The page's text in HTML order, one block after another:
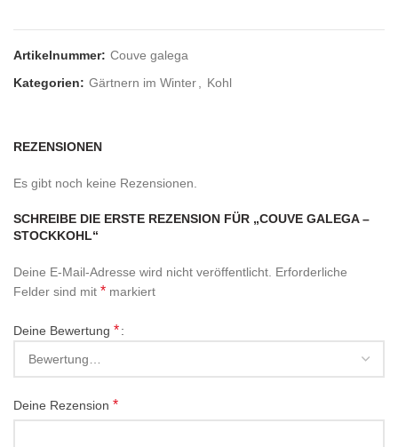
Artikelnummer: Couve galega
Kategorien: Gärtnern im Winter, Kohl
REZENSIONEN
Es gibt noch keine Rezensionen.
SCHREIBE DIE ERSTE REZENSION FÜR „COUVE GALEGA –
STOCKKOHL“
Deine E-Mail-Adresse wird nicht veröffentlicht. Erforderliche
Felder sind mit * markiert
Deine Bewertung *
Deine Rezension *